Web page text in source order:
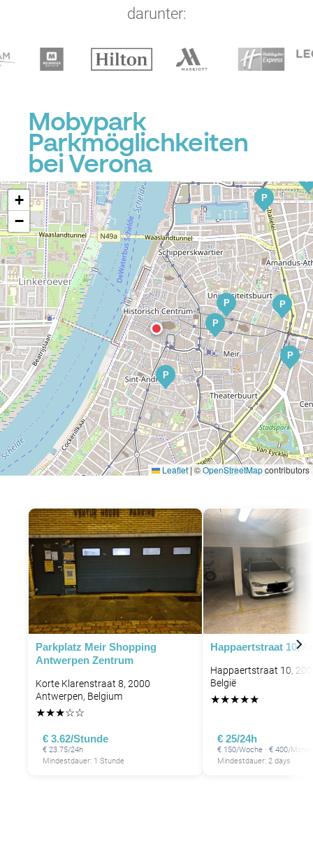
darunter:
Mobypark
Parkmöglichkeiten
bei Verona
P
P
P P
P
P
P
+
−
Leaflet|©OpenStreetMapcontributors
Parkplatz Meir Shopping
Antwerpen Zentrum
Korte Klarenstraat 8, 2000
Antwerpen, Belgium
★★★☆☆
€ 3.62/Stunde
€ 23.75/24h
Mindestdauer: 1 Stunde
Happaertstraat 10,
Happaertstraat 10,
België
★★★★★
€ 25/24h
€ 150/Woche · € 400/Monat
Mindestdauer: 2 days